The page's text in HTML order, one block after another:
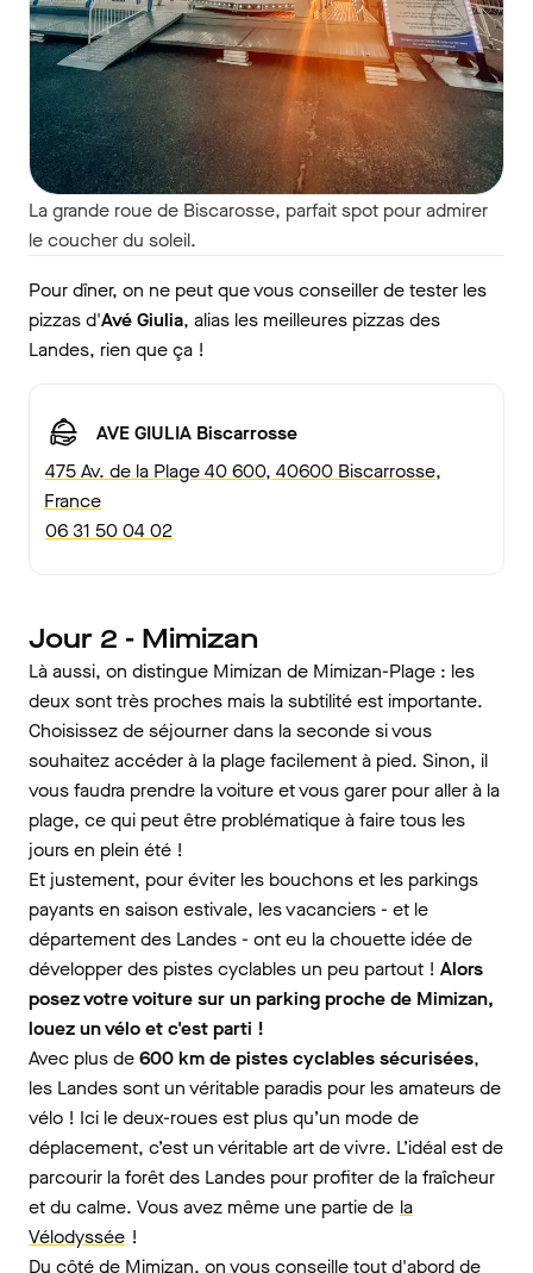
La grande roue de Biscarosse, parfait spot pour admirer
le coucher du soleil.
Pour dîner, on ne peut que vous conseiller de tester les
pizzas d'Avé Giulia, alias les meilleures pizzas des
Landes, rien que ça !
AVE GIULIA Biscarrosse
475 Av. de la Plage 40 600, 40600 Biscarrosse,
France
06 31 50 04 02
Jour 2 - Mimizan
Là aussi, on distingue Mimizan de Mimizan-Plage : les
deux sont très proches mais la subtilité est importante.
Choisissez de séjourner dans la seconde si vous
souhaitez accéder à la plage facilement à pied. Sinon, il
vous faudra prendre la voiture et vous garer pour aller à la
plage, ce qui peut être problématique à faire tous les
jours en plein été !
Et justement, pour éviter les bouchons et les parkings
payants en saison estivale, les vacanciers - et le
département des Landes - ont eu la chouette idée de
développer des pistes cyclables un peu partout ! Alors
posez votre voiture sur un parking proche de Mimizan,
louez un vélo et c'est parti !
Avec plus de600 km de pistes cyclables sécurisées,
les Landes sont un véritable paradis pour les amateurs de
vélo ! Ici le deux-roues est plus qu’un mode de
déplacement, c’est un véritable art de vivre. L’idéal est de
parcourir la forêt des Landes pour profiter de la fraîcheur
et du calme. Vous avez même une partie de la
Vélodyssée !
Du côté de Mimizan, on vous conseille tout d'abord de